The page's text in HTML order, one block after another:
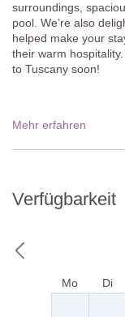
surroundings,
pool. We’re also
helped make your
their warm
to Tuscany soon!
Mehr erfahren
Verfügbarkeit
Mo Di